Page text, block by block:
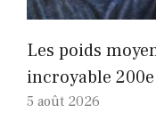
Les poids
incroyable
5 août 2026